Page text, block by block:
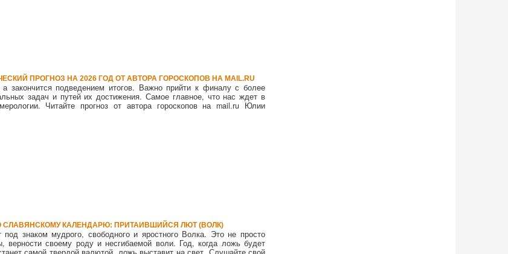
ПРОГНОЗ НА 2026 ГОД ОТ АВТОРА ГОРОСКОПОВ НА MAIL.RU
закончится подведением итогов. Важно прийти к финалу с более
задач и путей их достижения. Самое главное, что нас ждет в
Читайте прогноз от автора гороскопов на mail.ru Юлии
СЛАВЯНСКОМУ КАЛЕНДАРЮ: ПРИТАИВШИЙСЯ ЛЮТ (ВОЛК)
под знаком мудрого, свободного и яростного Волка. Это не просто
верности своему роду и несгибаемой воли. Год, когда ложь будет